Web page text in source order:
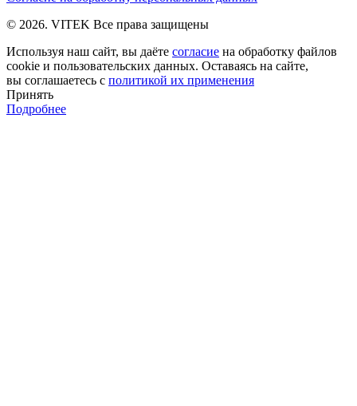
© 2026. VITEK Все права защищены
Используя наш сайт, вы даёте согласие на обработку файлов
cookie и пользовательских данных. Оставаясь на сайте,
вы соглашаетесь с политикой их применения
Принять
Подробнее